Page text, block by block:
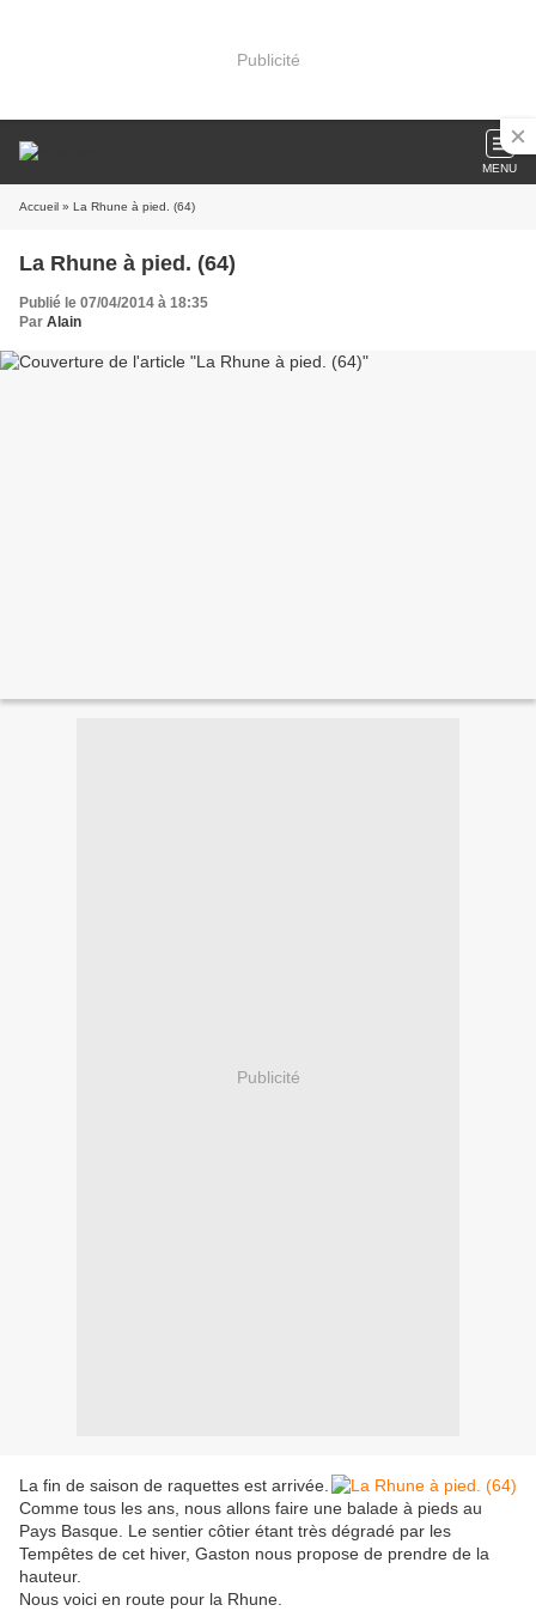
Publicité
MENU
Accueil » La Rhune à pied. (64)
La Rhune à pied. (64)
Publié le 07/04/2014 à 18:35
Par Alain
Publicité
La fin de saison de raquettes est arrivée.
Comme tous les ans, nous allons faire une balade à pieds au
Pays Basque. Le sentier côtier étant très dégradé par les
Tempêtes de cet hiver, Gaston nous propose de prendre de la
hauteur.
Nous voici en route pour la Rhune.